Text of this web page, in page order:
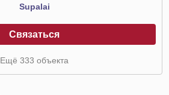
Supalai
Связаться
Ещё 333 объекта